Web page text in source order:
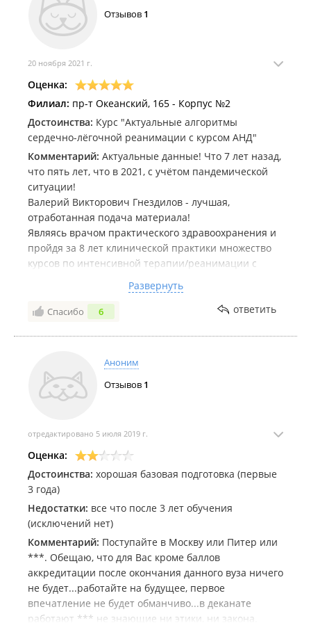
засиделись на местах ,оттого и
злые,раздраженные,студентов считают за дерьмо
деканате нереально! Вас там пошлют! Все решается
материально!!!
Отзывов 1
20 ноября 2021 г.
Оценка:
Филиал: пр-т Океанский, 165 - Корпус №2
Достоинства: Курс "Актуальные алгоритмы
сердечно-лёгочной реанимации с курсом АНД"
Комментарий: Актуальные данные! Что 7 лет назад,
что пять лет, что в 2021, с учётом пандемической
ситуации!
Валерий Викторович Гнездилов - лучшая,
отработанная подача материала!
Являясь врачом практического здравоохранения и
пройдя за 8 лет клинической практики множество
курсов по интенсивной терапии/реанимации с
лучший (даже среди Питерских, Московских учебно-
симуляционных циклов). Спасибо!
Развернуть
Спасибо 6 ответить
Аноним
Отзывов 1
отредактировано 5 июля 2019 г.
Оценка:
Достоинства: хорошая базовая подготовка (первые
3 года)
Недостатки: все что после 3 лет обучения
(исключений нет)
Комментарий: Поступайте в Москву или Питер или
***. Обещаю, что для Вас кроме баллов
аккредитации после окончания данного вуза ничего
не будет...работайте на будущее, первое
впечатление не будет обманчиво...в деканате
работают *** не знающие ни этики, ни закона.